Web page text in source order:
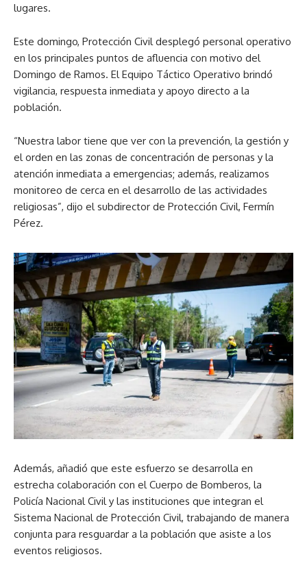
lugares.
Este domingo, Protección Civil desplegó personal operativo
en los principales puntos de afluencia con motivo del
Domingo de Ramos. El Equipo Táctico Operativo brindó
vigilancia, respuesta inmediata y apoyo directo a la
población.
“Nuestra labor tiene que ver con la prevención, la gestión y
el orden en las zonas de concentración de personas y la
atención inmediata a emergencias; además, realizamos
monitoreo de cerca en el desarrollo de las actividades
religiosas”, dijo el subdirector de Protección Civil, Fermín
Pérez.
Además, añadió que este esfuerzo se desarrolla en
estrecha colaboración con el Cuerpo de Bomberos, la
Policía Nacional Civil y las instituciones que integran el
Sistema Nacional de Protección Civil, trabajando de manera
conjunta para resguardar a la población que asiste a los
eventos religiosos.